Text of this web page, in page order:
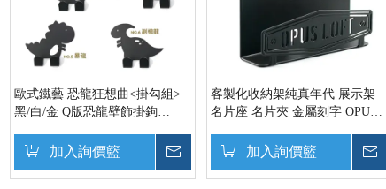
歐式鐵藝 恐龍狂想曲<掛勾組>
黑/白/金 Q版恐龍壁飾掛鉤
加入詢價籃
客製化收納架純真年代 展示架
名片座 名片夾 金屬刻字 OPUS
加入詢價籃